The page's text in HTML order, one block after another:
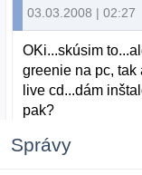
03.03.2008 | 02:27
OKi...skúsim
greenie na pc,
live cd...dám
pak?
Správy